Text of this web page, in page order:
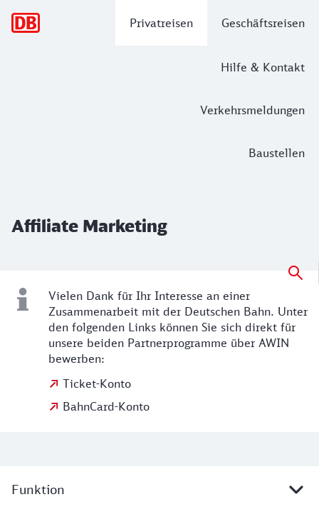
Privatreisen Geschäftsreisen
Hilfe & Kontakt
Verkehrsmeldungen
Baustellen
Affiliate Marketing
Vielen Dank für Ihr Interesse an einer
Zusammenarbeit mit der Deutschen Bahn. Unter
den folgenden Links können Sie sich direkt für
unsere beiden Partnerprogramme über AWIN
bewerben:
Ticket-Konto
BahnCard-Konto
Funktion